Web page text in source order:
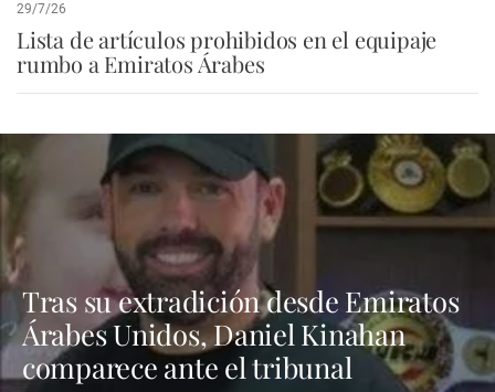
29/7/26
Lista de artículos prohibidos en el equipaje
rumbo a Emiratos Árabes
Tras su extradición desde Emiratos
Árabes Unidos, Daniel Kinahan
comparece ante el tribunal